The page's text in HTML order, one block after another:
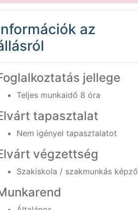
az
jellege
Teljes munkaidő 8 óra
tapasztalat
Nem igényel tapasztalatot
végzettség
Szakiskola / szakmunkás képző